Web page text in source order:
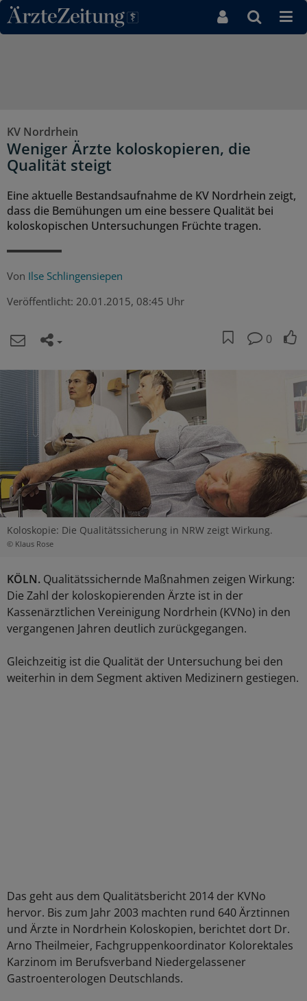
Direkt zum Inhaltsbereich
KV Nordrhein
Weniger Ärzte koloskopieren, die
Qualität steigt
Eine aktuelle Bestandsaufnahme de KV Nordrhein zeigt,
dass die Bemühungen um eine bessere Qualität bei
koloskopischen Untersuchungen Früchte tragen.
Von Ilse Schlingensiepen
Veröffentlicht: 20.01.2015, 08:45 Uhr
0
Koloskopie: Die Qualitätssicherung in NRW zeigt Wirkung.
© Klaus Rose
KÖLN. Qualitätssichernde Maßnahmen zeigen Wirkung:
Die Zahl der koloskopierenden Ärzte ist in der
Kassenärztlichen Vereinigung Nordrhein (KVNo) in den
vergangenen Jahren deutlich zurückgegangen.
Gleichzeitig ist die Qualität der Untersuchung bei den
weiterhin in dem Segment aktiven Medizinern gestiegen.
Das geht aus dem Qualitätsbericht 2014 der KVNo
hervor. Bis zum Jahr 2003 machten rund 640 Ärztinnen
und Ärzte in Nordrhein Koloskopien, berichtet dort Dr.
Arno Theilmeier, Fachgruppenkoordinator Kolorektales
Karzinom im Berufsverband Niedergelassener
Gastroenterologen Deutschlands.